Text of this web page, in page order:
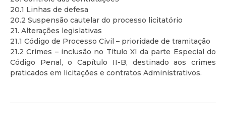
20.1 Linhas de defesa
20.2 Suspensão cautelar do processo licitatório
21. Alterações legislativas
21.1 Código de Processo Civil – prioridade de tramitação
21.2 Crimes – inclusão no Título XI da parte Especial do
Código Penal, o Capítulo II-B, destinado aos crimes
praticados em licitações e contratos Administrativos.